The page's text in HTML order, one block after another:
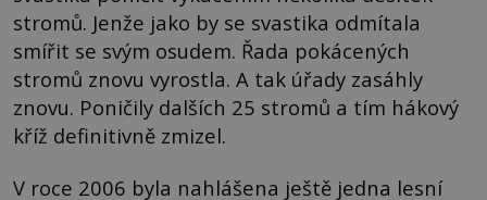
stromů. Jenže jako by se svastika odmítala
smířit se svým osudem. Řada pokácených
stromů znovu vyrostla. A tak úřady zasáhly
znovu. Poničily dalších 25 stromů a tím hákový
kříž definitivně zmizel.
V roce 2006 byla nahlášena ještě jedna lesní